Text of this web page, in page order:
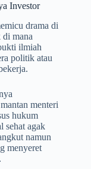
Investor
drama di
mana
ilmiah
politik atau
menteri
hukum
sehat agak
namun
menyeret